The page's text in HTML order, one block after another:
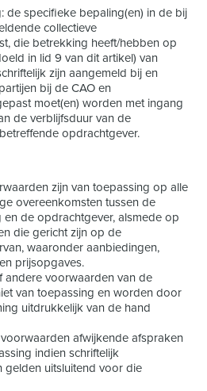
de specifieke bepaling(en) in de bij
collectieve
die betrekking heeft/hebben op
in lid 9 van dit artikel) van
zijn aangemeld bij en
bij de CAO en
moet(en) worden met ingang
de verblijfsduur van de
opdrachtgever.
zijn van toepassing op alle
overeenkomsten tussen de
en de opdrachtgever, alsmede op
die gericht zijn op de
waaronder aanbiedingen,
prijsopgaves.
andere voorwaarden van de
van toepassing en worden door
uitdrukkelijk van de hand
afwijkende afspraken
indien schriftelijk
gelden uitsluitend voor die